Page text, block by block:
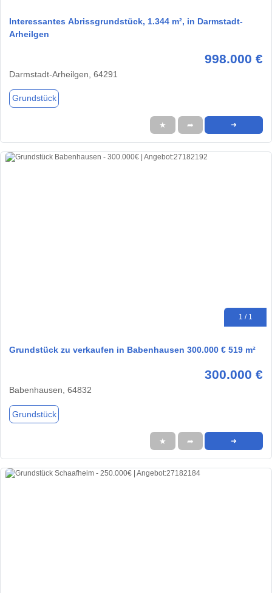
Interessantes Abrissgrundstück, 1.344 m², in Darmstadt-
Arheilgen
998.000 €
Darmstadt-Arheilgen, 64291
Grundstück
★ ➦ ➜
1 / 1
Grundstück zu verkaufen in Babenhausen 300.000 € 519 m²
300.000 €
Babenhausen, 64832
Grundstück
★ ➦ ➜